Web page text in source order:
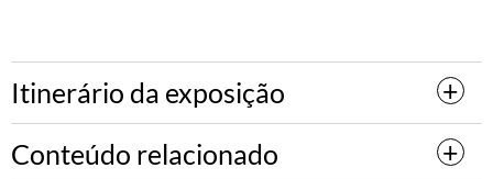
Itinerário da exposição
Conteúdo relacionado